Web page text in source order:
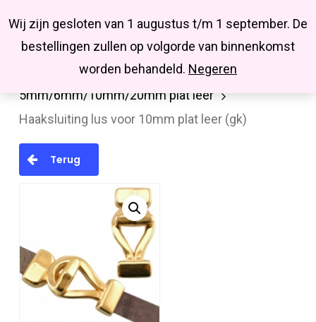
Wij zijn gesloten van 1 augustus t/m 1 september. De
bestellingen zullen op volgorde van binnenkomst
worden behandeld. Negeren
main
Missbluesieraden
searchaccount
Onderdelen Sluitingen
Slot
5mm/6mm/10mm/20mm plat leer
Haaksluiting lus voor 10mm plat leer (gk)
Terug
Close